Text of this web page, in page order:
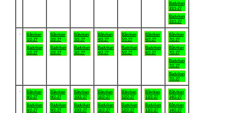
Badviken
31/1-27
Badviken
31/1-27
Båtviken
1/2-27
Badviken
1/2-27
Båtviken
2/2-27
Badviken
2/2-27
Båtviken
3/2-27
Badviken
3/2-27
Båtviken
4/2-27
Badviken
4/2-27
Båtviken
5/2-27
Badviken
5/2-27
Båtviken
6/2-27
Badviken
6/2-27
Båtviken
7/2-27
Båtviken
7/2-27
Badviken
7/2-27
Badviken
7/2-27
Båtviken
8/2-27
Badviken
8/2-27
Båtviken
9/2-27
Badviken
9/2-27
Båtviken
10/2-27
Badviken
10/2-27
Båtviken
11/2-27
Badviken
11/2-27
Båtviken
12/2-27
Badviken
12/2-27
Båtviken
13/2-27
Badviken
13/2-27
Båtviken
14/2-27
Båtviken
14/2-27